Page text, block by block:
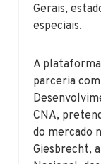
Gerais,
especiais.
A
parceria
CNA,
do mercado
Giesbrecht,